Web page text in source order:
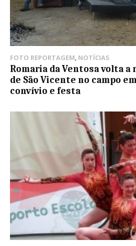
FOTO REPORTAGEM, NOTÍCIAS
Romaria da Ventosa volta
de São Vicente no campo
convívio e festa